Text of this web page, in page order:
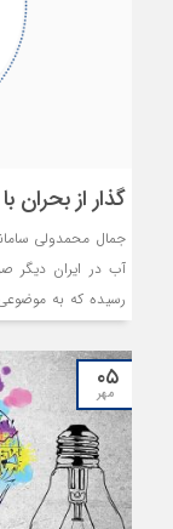
گذار از بحران
آب در ایران دیگر
رسیده که به
تخریب محیط‌زیست
ادامه مسیر گذشته
و اجتماعی برخی
۰۵
مهر